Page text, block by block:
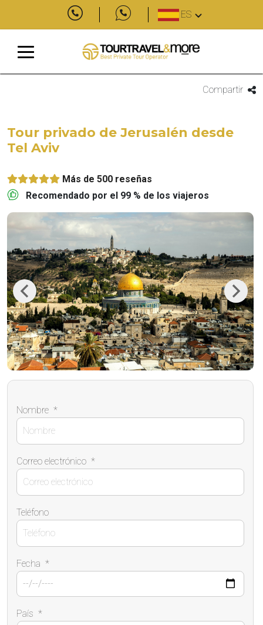
ES
Compartir
Tour privado de Jerusalén desde
Tel Aviv
Más de 500 reseñas
Recomendado por el 99 % de los viajeros
Previous Next
Nombre *
Correo electrónico *
Teléfono
Fecha *
País *